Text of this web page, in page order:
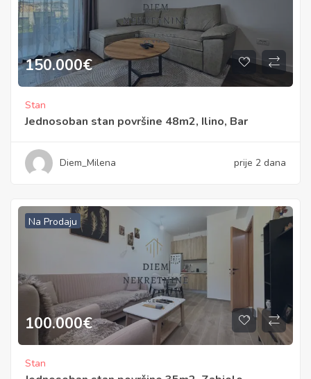
150.000€
Stan
Jednosoban stan površine 48m2, Ilino, Bar
Diem_Milena prije 2 dana
Na Prodaju
100.000€
Stan